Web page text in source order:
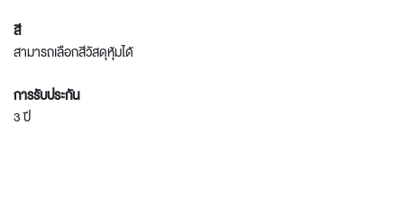
สี
สามารถเลือกสีวัสดุหุ้มได้
การรับประกัน
3 ปี